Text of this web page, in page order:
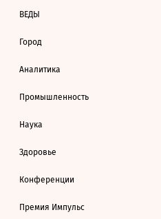
ВЕДЫ
Город
Аналитика
Промышленность
Наука
Здоровье
Конференции
Премия Импульс